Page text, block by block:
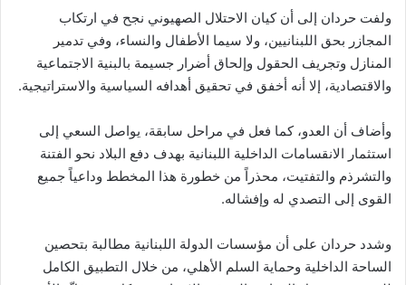
ولفت حردان إلى أن كيان الاحتلال الصهيوني نجح في ارتكاب
المجازر بحق اللبنانيين، ولا سيما الأطفال والنساء، وفي تدمير
المنازل وتجريف الحقول وإلحاق أضرار جسيمة بالبنية الاجتماعية
والاقتصادية، إلا أنه أخفق في تحقيق أهدافه السياسية والاستراتيجية.
وأضاف أن العدو، كما فعل في مراحل سابقة، يواصل السعي إلى
استثمار الانقسامات الداخلية اللبنانية بهدف دفع البلاد نحو الفتنة
والتشرذم والتفتيت، محذراً من خطورة هذا المخطط وداعياً جميع
القوى إلى التصدي له وإفشاله.
وشدد حردان على أن مؤسسات الدولة اللبنانية مطالبة بتحصين
الساحة الداخلية وحماية السلم الأهلي، من خلال التطبيق الكامل